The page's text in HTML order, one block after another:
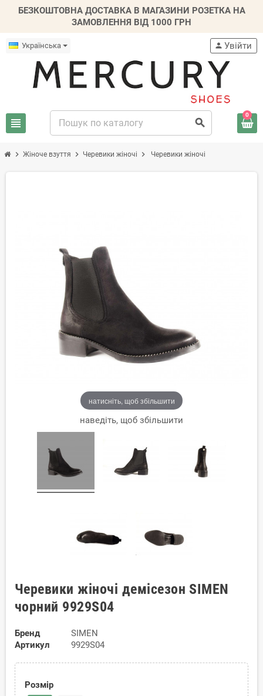
БЕЗКОШТОВНА ДОСТАВКА В МАГАЗИНИ РОЗЕТКА НА
ЗАМОВЛЕННЯ ВІД 1000 ГРН
Українська
view_headline search
person Увійти
0
chevron_right Жіноче взуття chevron_right Черевики жіночі chevron_right Черевики жіночі
натисніть, щоб збільшити
наведіть, щоб збільшити
Черевики жіночі демісезон SIMEN
чорний 9929S04
Бренд
SIMEN
Артикул
9929S04
Розмір